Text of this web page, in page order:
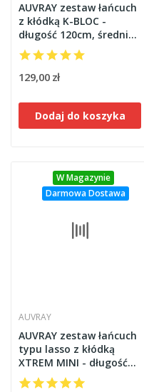
AUVRAY zestaw łańcuch
z kłódką K-BLOC -
długość 120cm, średnica
10mm
129,00 zł
Dodaj do koszyka
W Magazynie
Darmowa Dostawa
AUVRAY
AUVRAY zestaw łańcuch
typu lasso z kłódką
XTREM MINI - długość
120cm, średnica 10mm